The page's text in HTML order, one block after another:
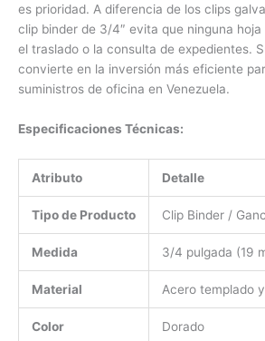
es prioridad. A diferencia de los clips
clip binder de 3/4″ evita que ninguna
el traslado o la consulta de expedientes.
convierte en la inversión más eficiente
suministros de oficina en Venezuela.
Especificaciones Técnicas:
Atributo Detalle
Tipo de Producto Clip Binder /
Medida 3/4 pulgada (19
Material Acero templado
Color Dorado